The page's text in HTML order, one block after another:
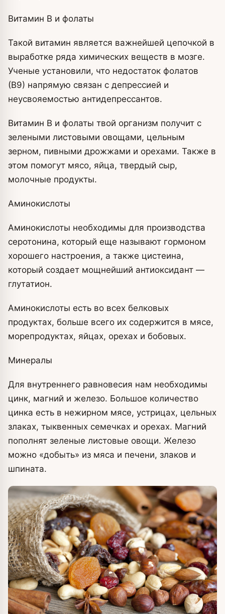
Витамин В и фолаты
Такой витамин является важнейшей цепочкой в
выработке ряда химических веществ в мозге.
Ученые установили, что недостаток фолатов
(В9) напрямую связан с депрессией и
неусвояемостью антидепрессантов.
Витамин В и фолаты твой организм получит с
зелеными листовыми овощами, цельным
зерном, пивными дрожжами и орехами. Также в
этом помогут мясо, яйца, твердый сыр,
молочные продукты.
Аминокислоты
Аминокислоты необходимы для производства
серотонина, который еще называют гормоном
хорошего настроения, а также цистеина,
который создает мощнейший антиоксидант —
глутатион.
Аминокислоты есть во всех белковых
продуктах, больше всего их содержится в мясе,
морепродуктах, яйцах, орехах и бобовых.
Минералы
Для внутреннего равновесия нам необходимы
цинк, магний и железо. Большое количество
цинка есть в нежирном мясе, устрицах, цельных
злаках, тыквенных семечках и орехах. Магний
пополнят зеленые листовые овощи. Железо
можно «добыть» из мяса и печени, злаков и
шпината.